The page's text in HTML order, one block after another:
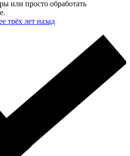
или просто обработать
трёх лет назад